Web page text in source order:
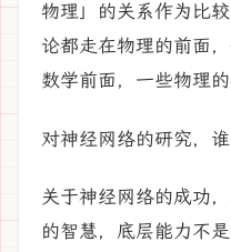
物理」的关系作为比
论都走在物理的前面
数学前面，一些物理
对神经网络的研究，谁
关于神经网络的成功
的智慧，底层能力不